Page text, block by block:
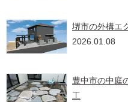
堺市の外構エ
2026.01.08
豊中市の中庭
工